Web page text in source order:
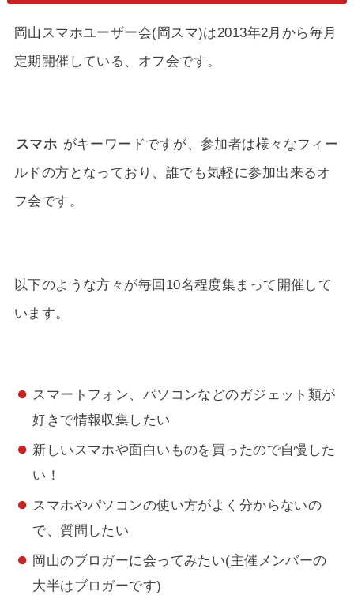
岡山スマホユーザー会(岡スマ)は2013年2月から毎月
定期開催している、オフ会です。
スマホ がキーワードですが、参加者は様々なフィー
ルドの方となっており、誰でも気軽に参加出来るオ
フ会です。
以下のような方々が毎回10名程度集まって開催して
います。
スマートフォン、パソコンなどのガジェット類が
好きで情報収集したい
新しいスマホや面白いものを買ったので自慢した
い！
スマホやパソコンの使い方がよく分からないの
で、質問したい
岡山のブロガーに会ってみたい(主催メンバーの
大半はブロガーです)